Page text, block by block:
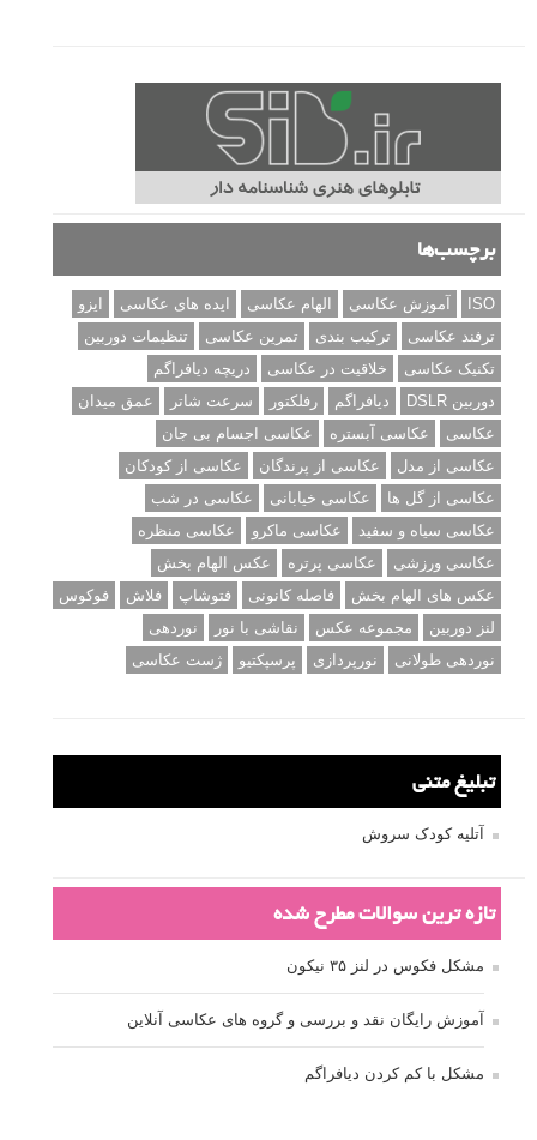
برچسب‌ها
ISO آموزش عکاسی الهام عکاسی ایده های عکاسی
ایزو
ترفند عکاسی
ترکیب بندی تمرین عکاسی
تنظیمات دوربین
تکنیک عکاسی
خلاقیت در عکاسی
دریچه دیافراگم
دوربین DSLR
دیافراگم رفلکتور سرعت شاتر
عمق میدان
عکاسی
عکاسی آبستره
عکاسی اجسام بی جان
عکاسی از مدل
عکاسی از پرندگان
عکاسی از کودکان
عکاسی از گل ها
عکاسی خیابانی
عکاسی در شب
عکاسی سیاه و سفید
عکاسی ماکرو
عکاسی منظره
عکاسی ورزشی
عکاسی پرتره
عکس الهام بخش
عکس های الهام بخش
فاصله کانونی فتوشاپ فلاش
فوکوس
لنز دوربین
مجموعه عکس نقاشی با نور
نوردهی
نوردهی طولانی
نورپردازی پرسپکتیو ژست عکاسی
تبلیغ متنی
آتلیه کودک سروش
تازه ترین سوالات مطرح شده
مشکل فکوس در لنز ۳۵ نیکون
آموزش رایگان نقد و بررسی و گروه های عکاسی آنلاین
مشکل با کم کردن دیافراگم